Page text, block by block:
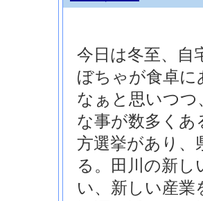
今日は冬至、自
ぼちゃが食卓
なぁと思いつつ
な事が数多くあ
方選挙があり、
る。田川の新し
い、新しい産業